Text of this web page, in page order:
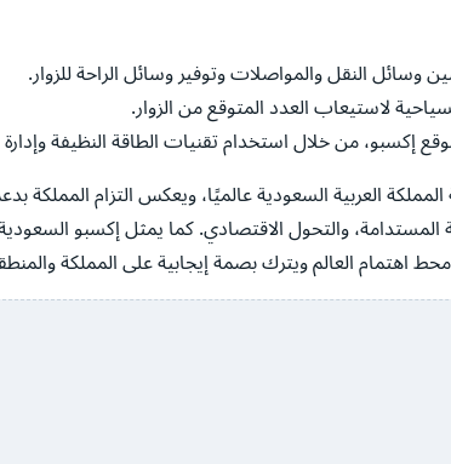
وسائل النقل والمواصلات وتوفير وسائل الراحة للزوار.
لاستيعاب العدد المتوقع من الزوار.
إكسبو، من خلال استخدام تقنيات الطاقة النظيفة
خطوة كبيرة نحو تعزيز مكانة المملكة العربية السعودية عالميًا، ويعكس
المستدامة، والتحول الاقتصادي. كما يمثل إكسبو